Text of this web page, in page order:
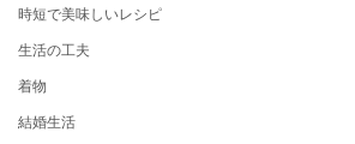
時短で美味しいレシピ
生活の工夫
着物
結婚生活